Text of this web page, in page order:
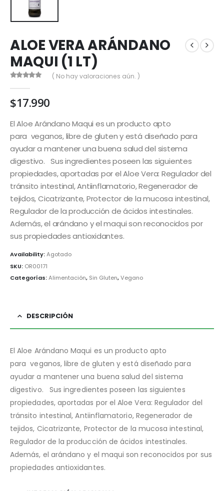
ALOE VERA ARÁNDANO
MAQUI (1 LT)
( No hay valoraciones aún. )
$17.990
El Aloe Arándano Maqui es un producto apto
para veganos, libre de gluten y está diseñado para
ayudar a mantener una buena salud del sistema
digestivo. Sus ingredientes poseen las siguientes
propiedades, aportadas por el Aloe Vera: Regulador del
tránsito intestinal, Antiinflamatorio, Regenerador de
tejidos, Cicatrizante, Protector de la mucosa intestinal,
Regulador de la producción de ácidos intestinales.
Además, el arándano y el maqui son reconocidos por
sus propiedades antioxidantes.
Availability:Agotado
SKU: OR00171
Categorías:Alimentación, Sin Gluten,Vegano
DESCRIPCIÓN
El Aloe Arándano Maqui es un producto apto
para veganos, libre de gluten y está diseñado para
ayudar a mantener una buena salud del sistema
digestivo. Sus ingredientes poseen las siguientes
propiedades, aportadas por el Aloe Vera: Regulador del
tránsito intestinal, Antiinflamatorio, Regenerador de
tejidos, Cicatrizante, Protector de la mucosa intestinal,
Regulador de la producción de ácidos intestinales.
Además, el arándano y el maqui son reconocidos por sus
propiedades antioxidantes.